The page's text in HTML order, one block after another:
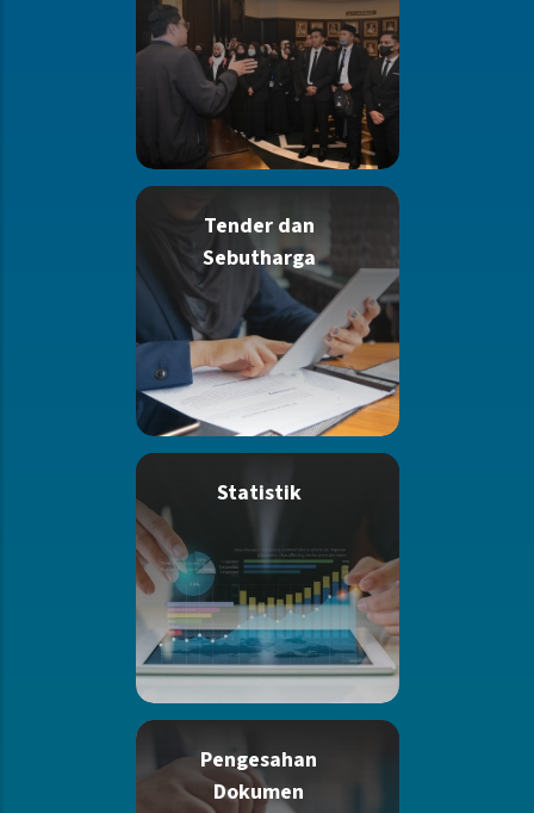
Tender dan
Sebutharga
Statistik
Pengesahan
Dokumen